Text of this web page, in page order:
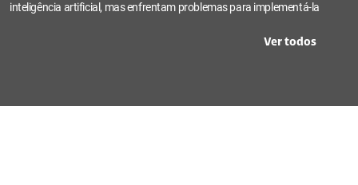
inteligência artificial, mas enfrentam problemas para implementá-la
Ver todos